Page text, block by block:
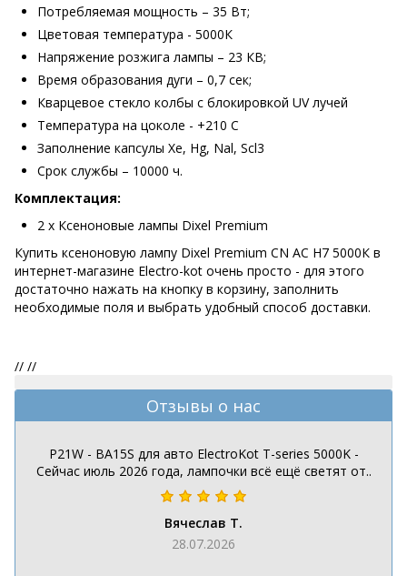
Потребляемая мощность – 35 Вт;
Цветовая температура - 5000К
Напряжение розжига лампы – 23 КВ;
Время образования дуги – 0,7 сек;
Кварцевое стекло колбы с блокировкой UV лучей
Температура на цоколе - +210 С
Заполнение капсулы Xe, Hg, Nal, Scl3
Срок службы – 10000 ч.
Комплектация:
2 х Ксеноновые лампы Dixel Premium
Купить ксеноновую лампу Dixel Premium CN AC H7 5000К в
интернет-магазине Electro-kot очень просто - для этого
достаточно нажать на кнопку в корзину, заполнить
необходимые поля и выбрать удобный способ доставки.
// //
Отзывы о нас
P21W - BA15S для авто ElectroKot T-series 5000K -
Сейчас июль 2026 года, лампочки всё ещё светят от..
Вячеслав Т.
28.07.2026